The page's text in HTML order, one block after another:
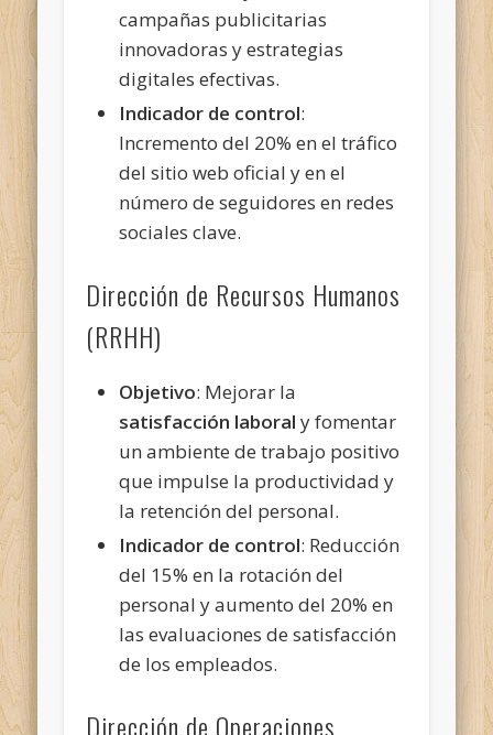
campañas publicitarias
innovadoras y estrategias
digitales efectivas.
Indicador de control:
Incremento del 20% en el tráfico
del sitio web oficial y en el
número de seguidores en redes
sociales clave.
Dirección de Recursos Humanos
(RRHH)
Objetivo: Mejorar la
satisfacción laboral y fomentar
un ambiente de trabajo positivo
que impulse la productividad y
la retención del personal.
Indicador de control: Reducción
del 15% en la rotación del
personal y aumento del 20% en
las evaluaciones de satisfacción
de los empleados.
Dirección de Operaciones